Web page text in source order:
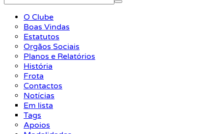
O Clube
Boas Vindas
Estatutos
Orgãos Sociais
Planos e Relatórios
História
Frota
Contactos
Notícias
Em lista
Tags
Apoios